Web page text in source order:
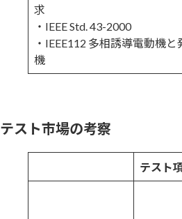
求
・IEEE Std. 43-2000
・IEEE112 多相誘導電動機と
機
テスト市場の考察
テスト